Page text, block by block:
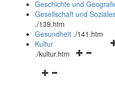
Geschichte und
Gesellschaft und
./139.htm
Gesundheit ./141.htm
Kultur
./kultur.htm
Navigationsmenü